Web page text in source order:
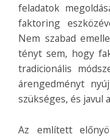
feladatok
faktoring
Nem szabad
tényt sem, hogy
tradicionális
árengedményt
szükséges, és javul
Az említett